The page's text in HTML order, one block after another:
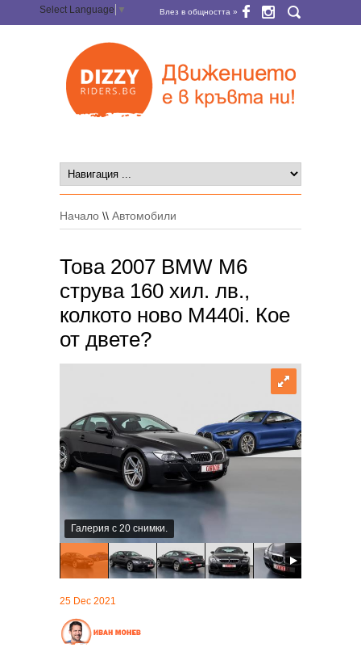
Select Language ▼ Влез в общността »
Начало \\ Автомобили
Това 2007 BMW M6
струва 160 хил. лв.,
колкото ново M440i. Кое
от двете?
Галерия с 20 снимки.
25 Dec 2021